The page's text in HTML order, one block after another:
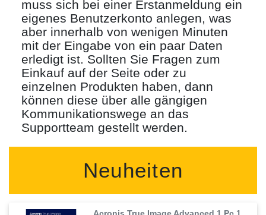
muss sich bei einer Erstanmeldung ein
eigenes Benutzerkonto anlegen, was
aber innerhalb von wenigen Minuten
mit der Eingabe von ein paar Daten
erledigt ist. Sollten Sie Fragen zum
Einkauf auf der Seite oder zu
einzelnen Produkten haben, dann
können diese über alle gängigen
Kommunikationswege an das
Supportteam gestellt werden.
Neuheiten